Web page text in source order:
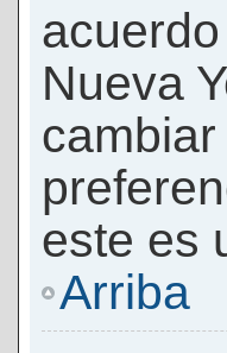
Nueva
este es
Arriba